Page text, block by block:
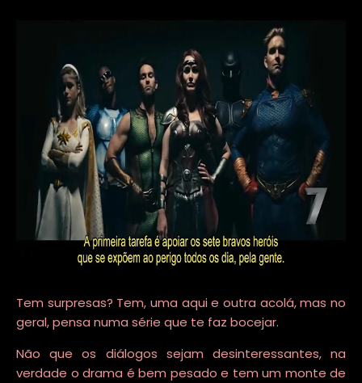
Tem surpresas? Tem, uma aqui e outra acolá, mas no
geral, pensa numa série que te faz bocejar.
Não que os diálogos sejam desinteressantes, na
verdade o drama é bem pesado e tem um monte de